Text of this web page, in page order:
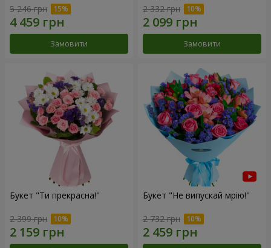
5 246 грн
Замовити
2 332 грн
Замовити
Букет "Ти прекрасна!"
2 399 грн
Букет "Не випускай мрію!"
2 732 грн